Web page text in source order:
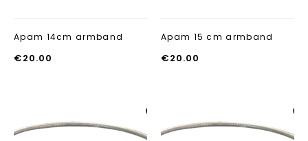
Apam 14cm armband
€20.00
Apam 15 cm armband
€20.00